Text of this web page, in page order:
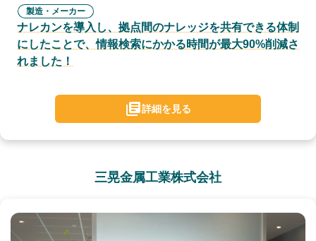
製造・メーカー
ナレカンを導入し、拠点間のナレッジを共有できる体制
にしたことで、情報検索にかかる時間が最大90%削減さ
れました！
詳細を見る
三晃金属工業株式会社